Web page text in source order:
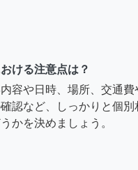
ける注意点は？
容や日時、場所、交通費
認など、しっかりと個別
かを決めましょう。